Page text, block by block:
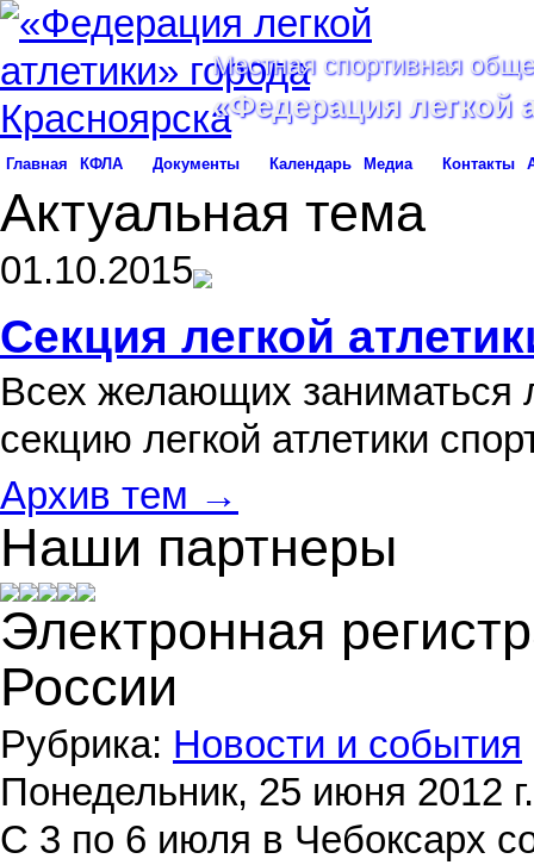
Местная спортивная
«Федерация легкой
Главная КФЛА Документы Календарь Медиа Контакты
Актуальная тема
01.10.2015
Секция легкой
Всех желающих заниматься
секцию легкой атлетики
Архив тем →
Наши партнеры
Электронная
России
Рубрика: Новости и события
Понедельник, 25 июня 2012 г.
С 3 по 6 июля в Чебоксарх